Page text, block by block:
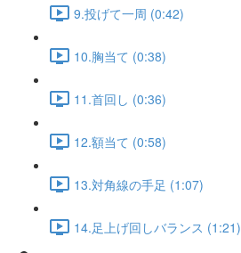
9.投げて一周 (0:42)
10.胸当て (0:38)
11.首回し (0:36)
12.額当て (0:58)
13.対角線の手足 (1:07)
14.足上げ回しバランス (1:21)